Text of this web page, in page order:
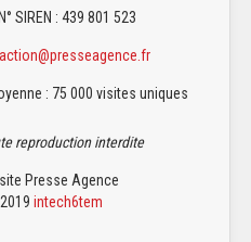
SIREN : 439 801 523
: 75 000 visites uniques
reproduction interdite
Presse Agence
intech6tem